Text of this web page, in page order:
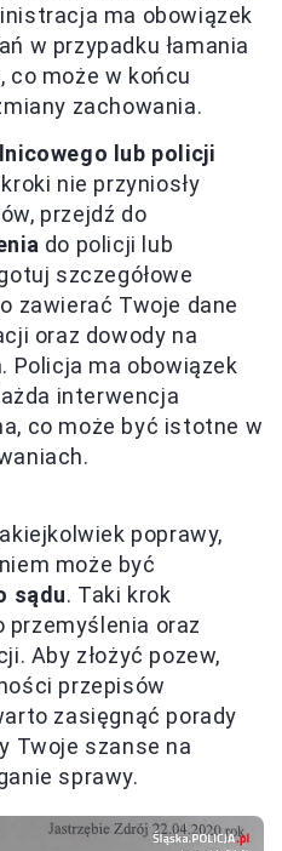
ma obowiązek
w przypadku łamania
co może w końcu
zachowania.
lub policji
nie przyniosły
przejdź do
do policji lub
szczegółowe
zawierać Twoje dane
oraz dowody na
Policja ma obowiązek
interwencja
co może być istotne w
poprawy,
może być
sądu. Taki krok
przemyślenia oraz
Aby złożyć pozew,
przepisów
zasięgnąć porady
Twoje szanse na
sprawy.